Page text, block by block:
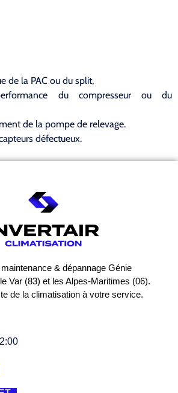
de la PAC ou du split,
du compresseur ou du
de la pompe de relevage.
défectueux.
& dépannage Génie
Var (83) et les Alpes-Maritimes (06).
de la climatisation à votre service.